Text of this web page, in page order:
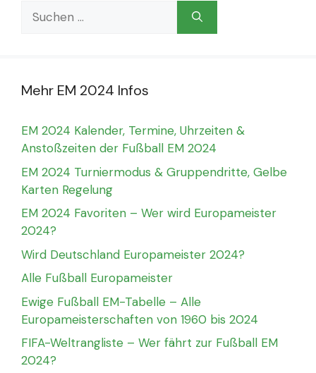
Suchen
nach:
Mehr EM 2024 Infos
EM 2024 Kalender, Termine, Uhrzeiten &
Anstoßzeiten der Fußball EM 2024
EM 2024 Turniermodus & Gruppendritte, Gelbe
Karten Regelung
EM 2024 Favoriten – Wer wird Europameister
2024?
Wird Deutschland Europameister 2024?
Alle Fußball Europameister
Ewige Fußball EM-Tabelle – Alle
Europameisterschaften von 1960 bis 2024
FIFA-Weltrangliste – Wer fährt zur Fußball EM
2024?